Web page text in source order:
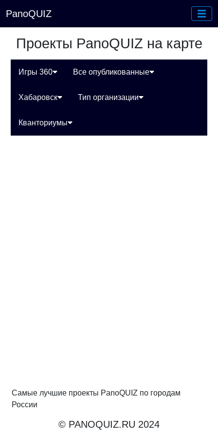
PanoQUIZ
Проекты PanoQUIZ на карте
Игры 360 Все опубликованные
Хабаровск Тип организации
Кванториумы
Самые лучшие проекты PanoQUIZ по городам
России
© PANOQUIZ.RU 2024